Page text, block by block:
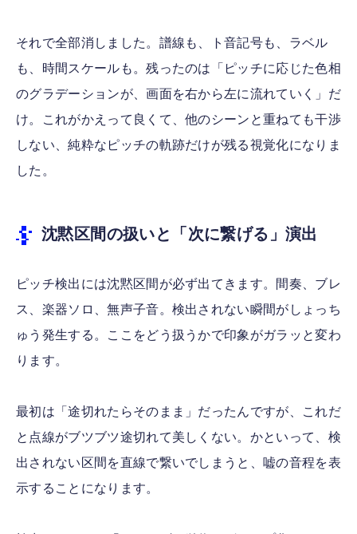
それで全部消しました。譜線も、ト音記号も、ラベル
も、時間スケールも。残ったのは「ピッチに応じた色相
のグラデーションが、画面を右から左に流れていく」だ
け。これがかえって良くて、他のシーンと重ねても干渉
しない、純粋なピッチの軌跡だけが残る視覚化になりま
した。
沈黙区間の扱いと「次に繋げる」演出
ピッチ検出には沈黙区間が必ず出てきます。間奏、ブレ
ス、楽器ソロ、無声子音。検出されない瞬間がしょっち
ゅう発生する。ここをどう扱うかで印象がガラッと変わ
ります。
最初は「途切れたらそのまま」だったんですが、これだ
と点線がブツブツ途切れて美しくない。かといって、検
出されない区間を直線で繋いでしまうと、嘘の音程を表
示することになります。